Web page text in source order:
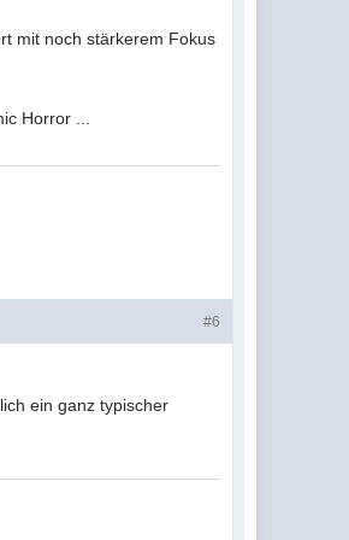
mit noch stärkerem Fokus
Horror ...
#6
ein ganz typischer